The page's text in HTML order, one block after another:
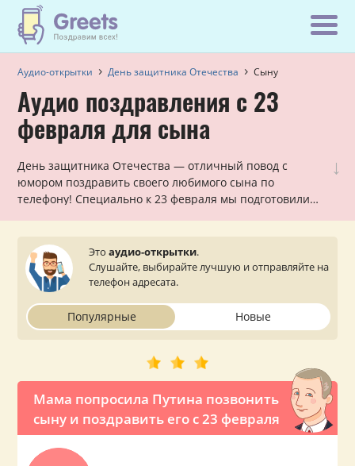
Аудио-открытки День защитника Отечества Сыну
Аудио поздравления с 23
февраля для сына
↓
День защитника Отечества — отличный повод с
юмором поздравить своего любимого сына по
телефону! Специально к 23 февраля мы подготовили
от лица любящих мамы, папы или родителей.
Выбирайте лучшее, не забывайте про статус доставки.
Этоаудио-открытки.
Слушайте, выбирайте лучшую и отправляйте на
телефон адресата.
Популярные Новые
Мама попросила Путина позвонить
сыну и поздравить его с 23 февраля